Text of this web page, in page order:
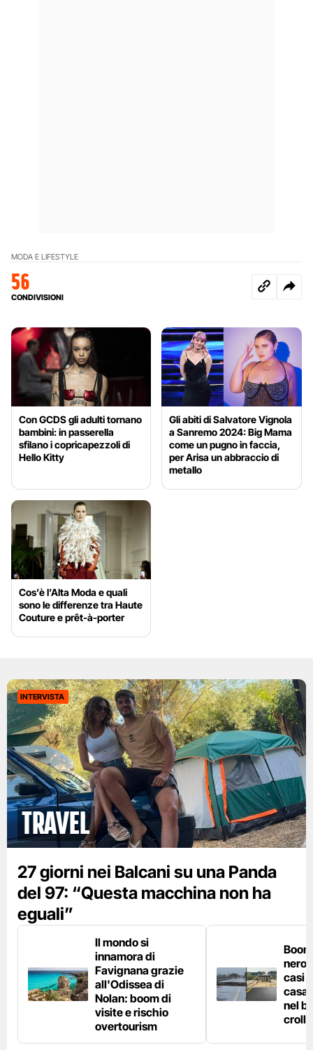
MODA E LIFESTYLE
56
CONDIVISIONI
Con GCDS gli adulti tornano
bambini: in passerella
sfilano i copricapezzoli di
Hello Kitty
Gli abiti di Salvatore Vignola
a Sanremo 2024: Big Mama
come un pugno in faccia,
per Arisa un abbraccio di
metallo
Cos’è l’Alta Moda e quali
sono le differenze tra Haute
Couture e prêt-à-porter
INTERVISTA
Travel
27 giorni nei Balcani su una Panda
del 97: “Questa macchina non ha
eguali”
Il mondo si
innamora di
Favignana grazie
all'Odissea di
Nolan: boom di
visite e rischio
overtourism
nero
casi
casa
nel